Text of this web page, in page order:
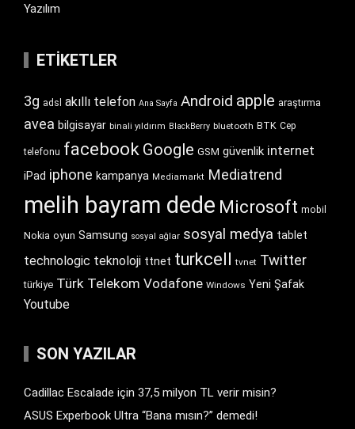
Yazılım
ETIKETLER
3g adsl akıllı telefon Ana Sayfa Android apple araştırma
avea bilgisayar binali yıldırım BlackBerry bluetooth BTK Cep
telefonu facebook Google GSM güvenlik internet
iPad iphone kampanya Mediamarkt Mediatrend
melih bayram dede Microsoft mobil
Nokia oyun Samsung sosyal ağlar sosyal medya tablet
technologic teknoloji ttnet turkcell tvnet Twitter
türkiye Türk Telekom Vodafone Windows Yeni Şafak
Youtube
SON YAZILAR
Cadillac Escalade için 37,5 milyon TL verir misin?
ASUS Experbook Ultra “Bana mısın?” demedi!